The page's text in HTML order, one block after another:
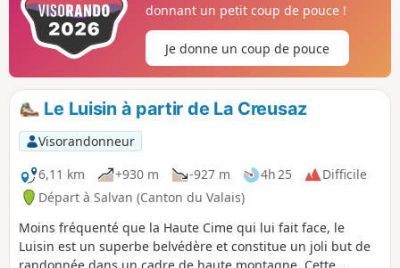
donnant un petit coup de pouce !
Je donne un coup de pouce
Le Luisin à partir de La Creusaz
Visorandonneur
6,11 km
+930 m -927 m 4h 25
Difficile
Départ à Salvan (Canton du Valais)
Moins fréquenté que la Haute Cime qui lui fait face, le
Luisin est un superbe belvédère et constitue un joli but de